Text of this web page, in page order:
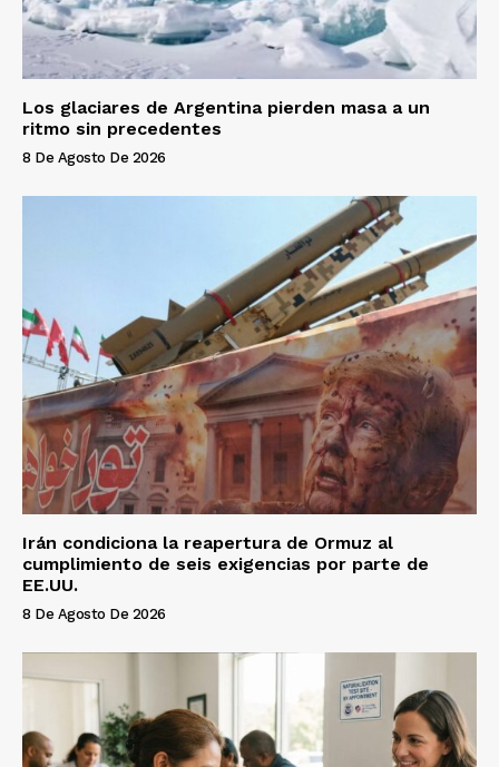
Los glaciares de Argentina pierden masa a un
ritmo sin precedentes
8 De Agosto De 2026
Irán condiciona la reapertura de Ormuz al
cumplimiento de seis exigencias por parte de
EE.UU.
8 De Agosto De 2026